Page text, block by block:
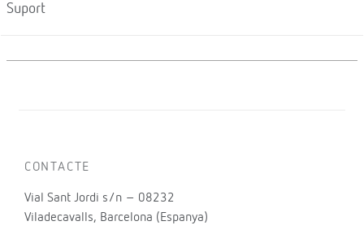
Suport
CONTACTE
Vial Sant Jordi s/n – 08232
Viladecavalls, Barcelona (Espanya)